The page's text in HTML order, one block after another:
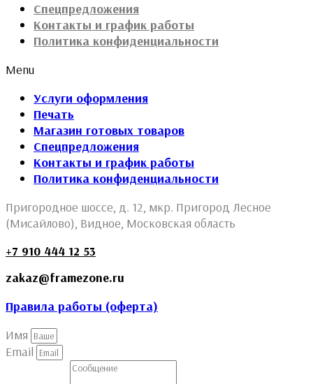
Спецпредложения
Контакты и график работы
Политика конфиденциальности
Menu
Услуги оформления
Печать
Магазин готовых товаров
Спецпредложения
Контакты и график работы
Политика конфиденциальности
Пригородное шоссе, д. 12, мкр. Пригород Лесное
(Мисайлово), Видное, Московская область
+7 910 444 12 53
zakaz@framezone.ru
Правила работы (оферта)
Имя
Email